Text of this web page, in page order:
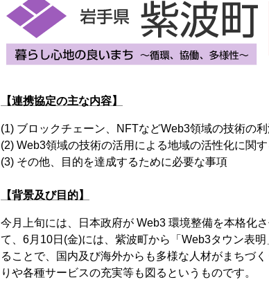
【連携協定の主な内容】
(1) ブロックチェーン、NFTなどWeb3領域の技術の
(2) Web3領域の技術の活用による地域の活性化に関
(3) その他、目的を達成するために必要な事項
【背景及び目的】
今月上旬には、日本政府が Web3 環境整備を本格化
て、6月10日(金)には、紫波町から「Web3タウン表
ることで、国内及び海外からも多様な人材がまちづ
りや各種サービスの充実等も図るというものです。